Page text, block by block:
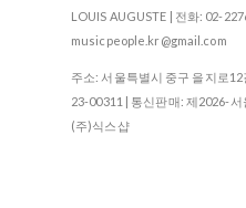
LOUIS AUGUSTE | 전화: 02-
musicpeople.kr@gmail.com
주소: 서울특별시 중구 을지로
23-00311 | 통신판매: 제2026-서
(주)식스샵